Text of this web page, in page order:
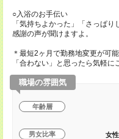
○入浴のお手伝い
「気持ちよかった」「さっぱり
感謝の声が聞けますよ。
＊最短2ヶ月で勤務地変更が可能
「合わない」と思ったら気軽に
職場の雰囲気
年齢層
男女比率 女性